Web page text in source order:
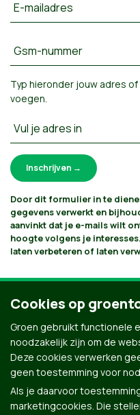
E-mailadres
Gsm-nummer
Typ hieronder jouw adres of
voegen.
Vul je adres in
Door dit formulier in te
gegevens verwerkt en
aanvinkt dat je e-mails wilt
hoogte volgens je
laten verbeteren of laten
Cookies op
Groen gebruikt functionele
noodzakelijk zijn om de
Deze cookies verwerken
geen toestemming voor
Als je daarvoor
marketingcookies. Die